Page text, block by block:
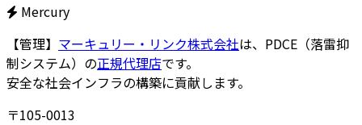
Mercury
【管理】 マーキュリー・リンク株式会社は、PDCE（落雷抑
制システム）の正規代理店です。
安全な社会インフラの構築に貢献します。
〒105-0013